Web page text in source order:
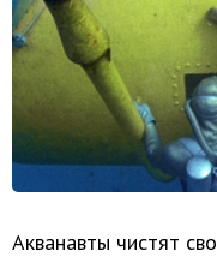
Акванавты чистят